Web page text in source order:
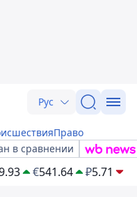
Рус
Право
в сравнении
€541.64 ₽5.71